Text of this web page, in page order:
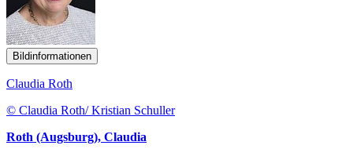
Bildinformationen
Claudia Roth
© Claudia Roth/ Kristian Schuller
Roth (Augsburg), Claudia